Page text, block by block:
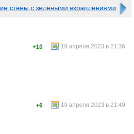
стены с зелёными вкраплениями
19 апреля 2023 в 21:36
+10
19 апреля 2023 в 21:49
+6